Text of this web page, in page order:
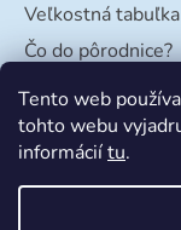
Tento web
tohto webu
informáciítu.
Veľkostná
Čo do pôrodnice?
Veľkostná tabuľka